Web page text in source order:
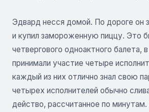
Эдвард несся домой. По дороге он
и купил замороженную пиццу. Это
четвергового одноактного балета,
принимали участие четыре
каждый из них отлично знал свою
четырех исполнителей обычно
действо, рассчитанное по